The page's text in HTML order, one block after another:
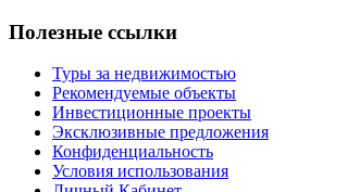
Полезные ссылки
Туры за недвижимостью
Рекомендуемые объекты
Инвестиционные проекты
Эксклюзивные предложения
Конфиденциальность
Условия использования